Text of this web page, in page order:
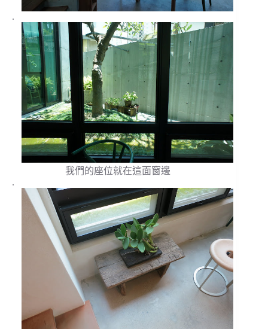
.
我們的座位就在這面窗邊
.